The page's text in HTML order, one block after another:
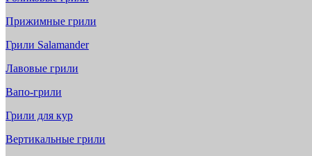
Прижимные грили
Грили Salamander
Лавовые грили
Вапо-грили
Грили для кур
Вертикальные грили